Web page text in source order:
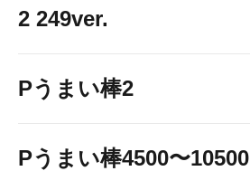
2 249ver.
Pうまい棒2
Pうまい棒4500〜10500